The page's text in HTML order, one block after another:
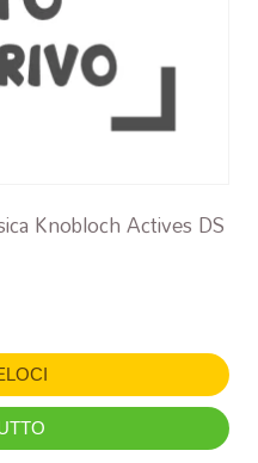
Knobloch Actives DS